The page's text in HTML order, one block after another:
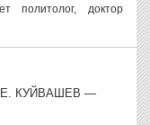
политолог, доктор
КУЙВАШЕВ —